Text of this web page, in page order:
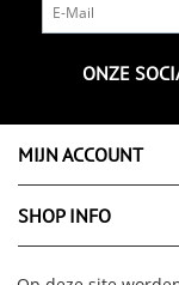
ONZE
MIJN ACCOUNT
SHOP INFO
SUPPORT INFO